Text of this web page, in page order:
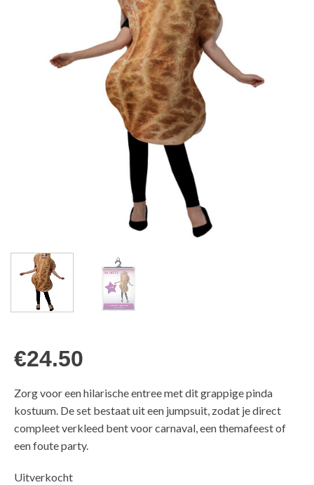
€24.50
Zorg voor een hilarische entree met dit grappige pinda
kostuum. De set bestaat uit een jumpsuit, zodat je direct
compleet verkleed bent voor carnaval, een themafeest of
een foute party.
Uitverkocht